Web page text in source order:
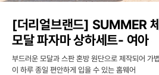
[더리얼브랜드] SUMMER
모달 파자마 상하세트- 여아
부드러운 모달과 스판 혼방 원단으로 제작되어 가
이 하루 종일 편안하게 입을 수 있는 홈웨어